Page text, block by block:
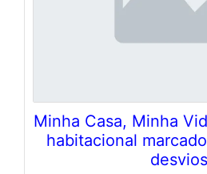
Minha Casa, Minha
habitacional
desvios